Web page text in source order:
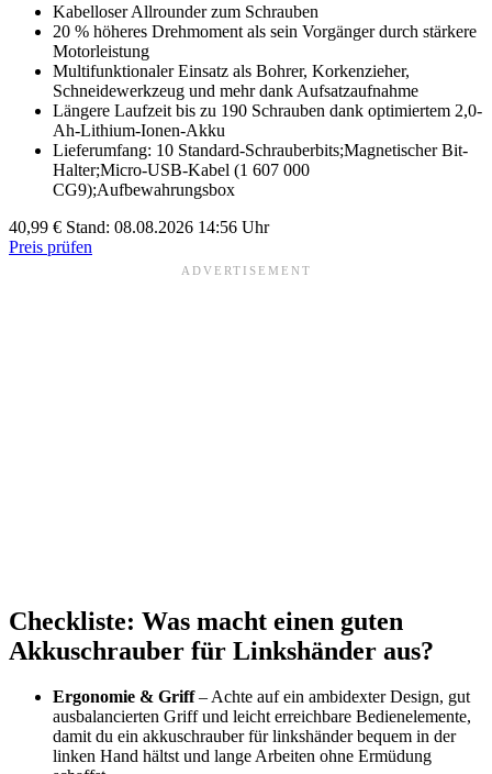
Kabelloser Allrounder zum Schrauben
20 % höheres Drehmoment als sein Vorgänger durch stärkere
Motorleistung
Multifunktionaler Einsatz als Bohrer, Korkenzieher,
Schneidewerkzeug und mehr dank Aufsatzaufnahme
Längere Laufzeit bis zu 190 Schrauben dank optimiertem 2,0-
Ah-Lithium-Ionen-Akku
Lieferumfang: 10 Standard-Schrauberbits;Magnetischer Bit-
Halter;Micro-USB-Kabel (1 607 000
CG9);Aufbewahrungsbox
40,99 € Stand: 08.08.2026 14:56 Uhr
Preis prüfen
Checkliste: Was macht einen guten
Akkuschrauber für Linkshänder aus?
Ergonomie & Griff– Achte auf ein ambidexter Design, gut
ausbalancierten Griff und leicht erreichbare Bedienelemente,
damit du ein akkuschrauber für linkshänder bequem in der
linken Hand hältst und lange Arbeiten ohne Ermüdung